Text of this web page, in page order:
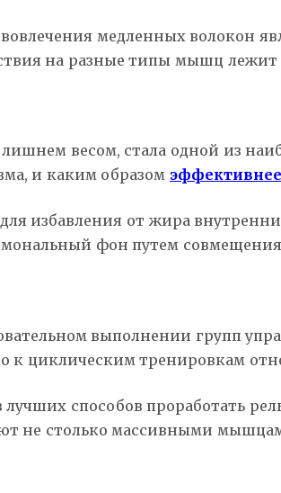
медленных волокон
на разные типы мышц
весом, стала одной из
и каким образом
избавления от жира
фон путем
выполнении групп
к циклическим тренировкам
способов проработать
не столько массивными